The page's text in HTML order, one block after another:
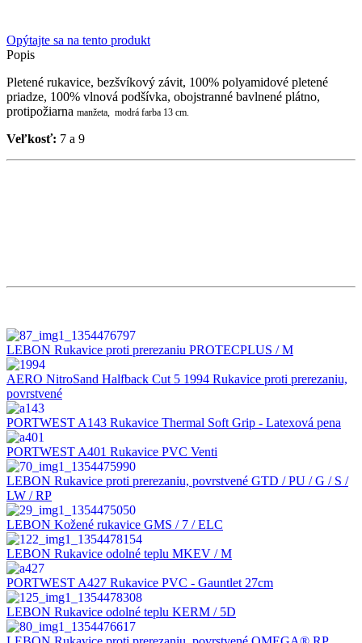
Opýtajte sa na tento produkt
Popis
Pletené rukavice, bezšvíkový závit, 100% polyamidové pletené
priadze, 100% vlnová podšívka, obojstranné bavlnené plátno,
protipožiarna manžeta, modrá farba 13 cm.
Veľkosť: 7 a 9
LEBON Rukavice proti prerezaniu PROTECPLUS / M
AERO NitroSand Halfback Cut 5 1994 Rukavice proti prerezaniu,
povrstvené
PORTWEST A143 Rukavice Thermal Soft Grip - Latexová pena
PORTWEST A401 Rukavice PVC Venti
LEBON Rukavice proti prerezaniu, povrstvené GTD / PU / G / S /
LW / RP
LEBON Kožené rukavice GMS / 7 / ELC
LEBON Rukavice odolné teplu MKEV / M
PORTWEST A427 Rukavice PVC - Gauntlet 27cm
LEBON Rukavice odolné teplu KERM / 5D